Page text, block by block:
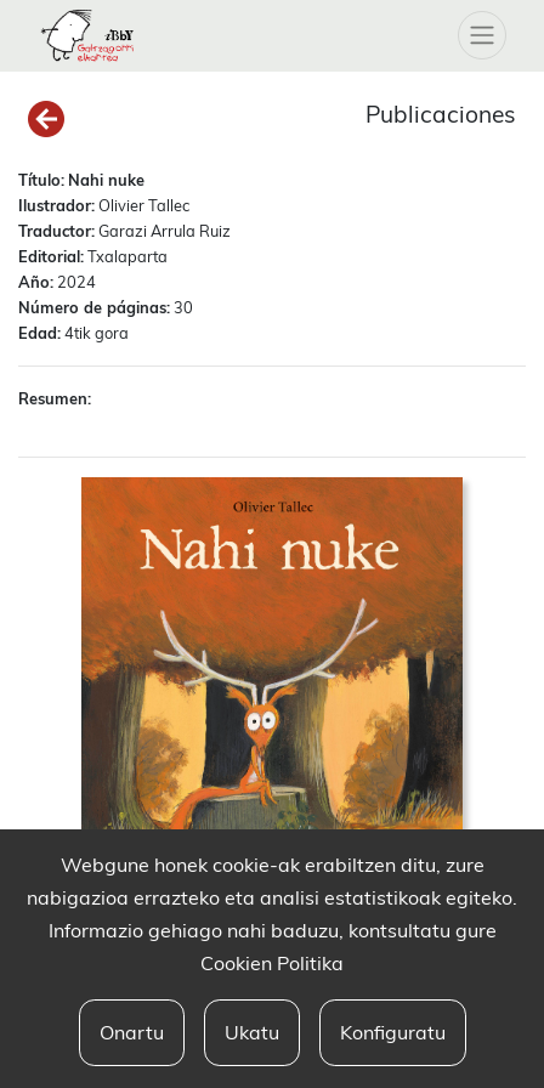
Publicaciones
Título: Nahi nuke
Ilustrador:Olivier Tallec
Traductor:Garazi Arrula Ruiz
Editorial:Txalaparta
Año: 2024
Número de páginas:30
Edad:4tik gora
Resumen:
Webgune honek cookie-ak erabiltzen ditu, zure
nabigazioa errazteko eta analisi estatistikoak egiteko.
Informazio gehiago nahi baduzu, kontsultatu gure
Cookien Politika
Onartu Ukatu Konfiguratu